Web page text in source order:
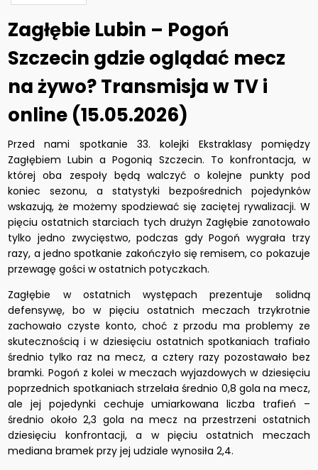
Zagłębie Lubin – Pogoń
Szczecin gdzie oglądać mecz
na żywo? Transmisja w TV i
online (15.05.2026)
Przed nami spotkanie 33. kolejki Ekstraklasy pomiędzy
Zagłębiem Lubin a Pogonią Szczecin. To konfrontacja, w
której oba zespoły będą walczyć o kolejne punkty pod
koniec sezonu, a statystyki bezpośrednich pojedynków
wskazują, że możemy spodziewać się zaciętej rywalizacji. W
pięciu ostatnich starciach tych drużyn Zagłębie zanotowało
tylko jedno zwycięstwo, podczas gdy Pogoń wygrała trzy
razy, a jedno spotkanie zakończyło się remisem, co pokazuje
przewagę gości w ostatnich potyczkach.
Zagłębie w ostatnich występach prezentuje solidną
defensywę, bo w pięciu ostatnich meczach trzykrotnie
zachowało czyste konto, choć z przodu ma problemy ze
skutecznością i w dziesięciu ostatnich spotkaniach trafiało
średnio tylko raz na mecz, a cztery razy pozostawało bez
bramki. Pogoń z kolei w meczach wyjazdowych w dziesięciu
poprzednich spotkaniach strzelała średnio 0,8 gola na mecz,
ale jej pojedynki cechuje umiarkowana liczba trafień –
średnio około 2,3 gola na mecz na przestrzeni ostatnich
dziesięciu konfrontacji, a w pięciu ostatnich meczach
mediana bramek przy jej udziale wynosiła 2,4.